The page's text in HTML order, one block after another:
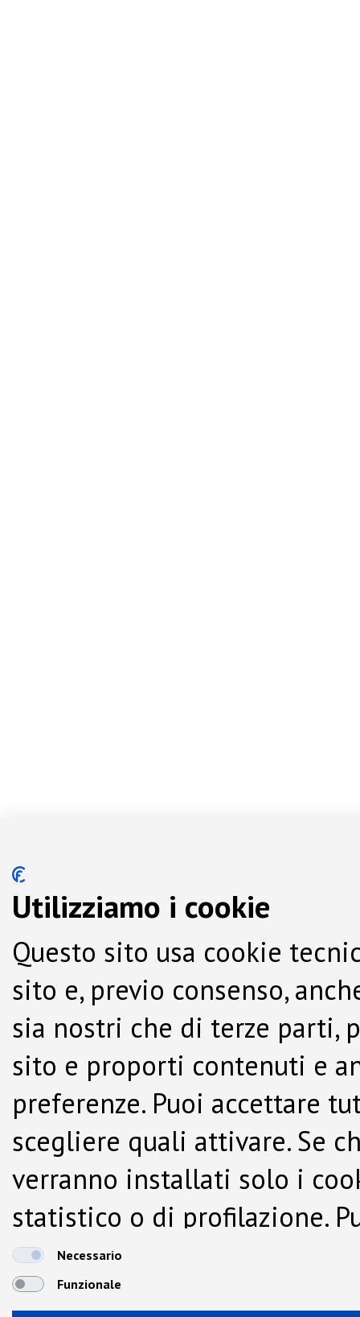
Utilizziamo i cookie
Questo sito usa cookie
sito e, previo consenso,
sia nostri che di terze parti,
sito e proporti contenuti e
preferenze. Puoi accettare
scegliere quali attivare. Se
verranno installati solo i
statistico o di profilazione.
dalla Cookie Policy.
Necessario
Funzionale